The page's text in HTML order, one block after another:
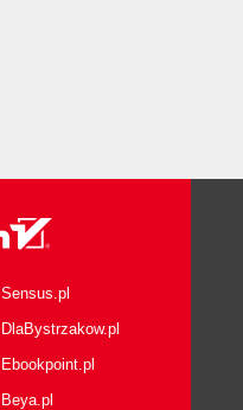
Sensus.pl
DlaBystrzakow.pl
Ebookpoint.pl
Beya.pl